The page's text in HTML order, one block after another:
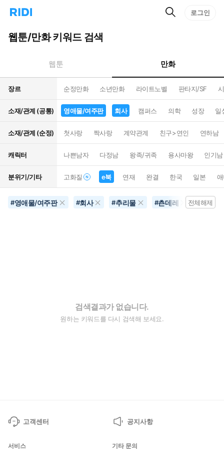
리
홈
으
턴
트
검
로그인
웹툰/만화 키워드 검색
웹툰 만화
장르 순정만화 소년만화 라이트노벨 판타지/SF
소재/관계 (공통) 영애물/여주판 회사 캠퍼스 의학 성장 일
소재/관계 (순정) 첫사랑 짝사랑 계약관계 친구>연인 연하남
캐릭터 나쁜남자 다정남 왕족/귀족 용사마왕 인기남
분위기/기타 고화질 e북 연재 완결 한국 일본
#영애물/여주판 #회사 #추리물 #츤데레 #여장남
전체해제
검색결과가 없습니다.
원하는 키워드를 다시 검색해 보세요.
고객센터 공지사항
서비스 기타 문의